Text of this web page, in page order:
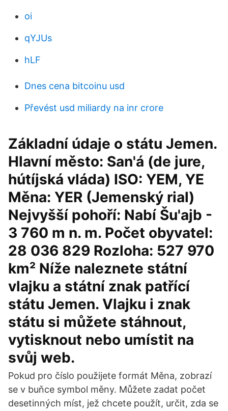
oi
qYJUs
hLF
Dnes cena bitcoinu usd
Převést usd miliardy na inr crore
Základní údaje o státu Jemen.
Hlavní město: San'á (de jure,
hútíjská vláda) ISO: YEM, YE
Měna: YER (Jemenský rial)
Nejvyšší pohoří: Nabí Šu'ajb -
3 760 m n. m. Počet obyvatel:
28 036 829 Rozloha: 527 970
km² Níže naleznete státní
vlajku a státní znak patřící
státu Jemen. Vlajku i znak
státu si můžete stáhnout,
vytisknout nebo umístit na
svůj web.
Pokud pro číslo použijete formát Měna, zobrazí
se v buňce symbol měny. Můžete zadat počet
desetinných míst, jež chcete použít, určit, zda se